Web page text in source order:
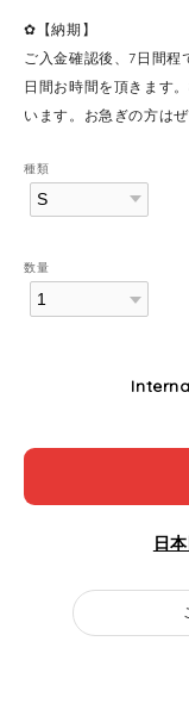
✿【納期】
ご入金確認後、7日間
日間お時間を頂きます
います。お急ぎの方は
種類
数量
日